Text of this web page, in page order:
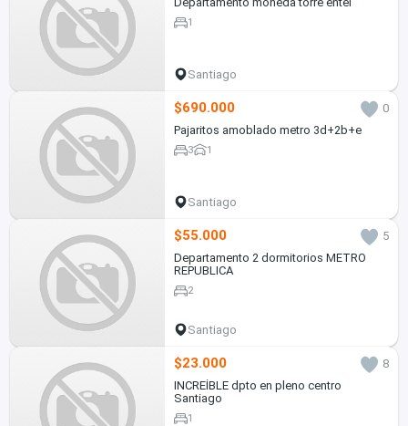
1
Santiago
$690.000
0
Pajaritos amoblado metro 3d+2b+e
3 1
Santiago
$55.000
5
Departamento 2 dormitorios METRO
REPUBLICA
2
Santiago
$23.000
8
INCREÍBLE dpto en pleno centro
Santiago
1